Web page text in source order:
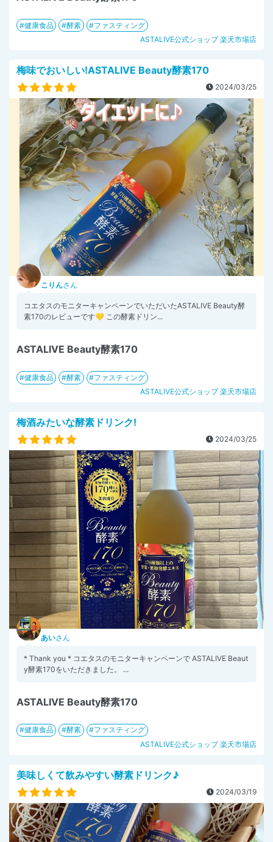
健康食品 酵素
ファスティング
ASTALIVE公式ショップ 楽天市場店
梅味でおいしい!ASTALIVE Beauty酵素170
2024/03/25
こりんさん
コエタスのモニターキャンペーンでいただいたASTALIVE Beauty酵
素170のレビューです💛 この酵素ドリン...
ASTALIVE Beauty酵素170
健康食品 酵素
ファスティング
ASTALIVE公式ショップ 楽天市場店
梅酒みたいな酵素ドリンク!
2024/03/25
あいさん
* Thank you * コエタスのモニターキャンペーンで ASTALIVE Beaut
y酵素170をいただきました。 ...
ASTALIVE Beauty酵素170
健康食品 酵素
ファスティング
ASTALIVE公式ショップ 楽天市場店
美味しくて飲みやすい酵素ドリンク♪
2024/03/19